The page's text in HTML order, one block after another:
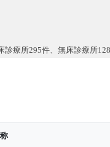
診療所295件、無床診療所